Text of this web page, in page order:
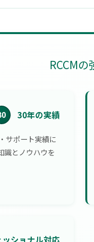
RCCMの
30年の実績
サポート実績に
識とノウハウを
ッショナル対応